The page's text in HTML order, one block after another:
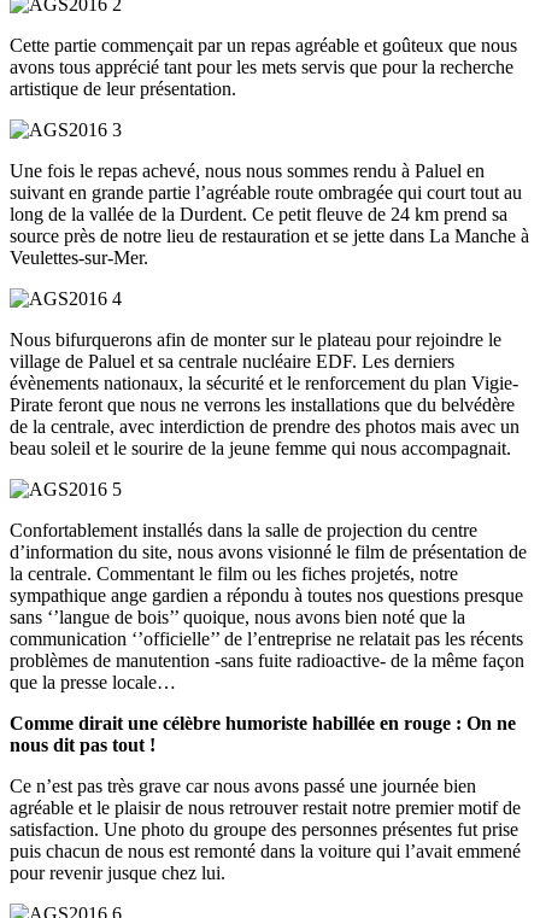
Cette partie commençait par un repas agréable et goûteux que nous
avons tous apprécié tant pour les mets servis que pour la recherche
artistique de leur présentation.
Une fois le repas achevé, nous nous sommes rendu à Paluel en
suivant en grande partie l’agréable route ombragée qui court tout au
long de la vallée de la Durdent. Ce petit fleuve de 24 km prend sa
source près de notre lieu de restauration et se jette dans La Manche à
Veulettes-sur-Mer.
Nous bifurquerons afin de monter sur le plateau pour rejoindre le
village de Paluel et sa centrale nucléaire EDF. Les derniers
évènements nationaux, la sécurité et le renforcement du plan Vigie-
Pirate feront que nous ne verrons les installations que du belvédère
de la centrale, avec interdiction de prendre des photos mais avec un
beau soleil et le sourire de la jeune femme qui nous accompagnait.
Confortablement installés dans la salle de projection du centre
d’information du site, nous avons visionné le film de présentation de
la centrale. Commentant le film ou les fiches projetés, notre
sympathique ange gardien a répondu à toutes nos questions presque
sans ‘’langue de bois’’ quoique, nous avons bien noté que la
communication ‘’officielle’’ de l’entreprise ne relatait pas les récents
problèmes de manutention -sans fuite radioactive- de la même façon
que la presse locale…
Comme dirait une célèbre humoriste habillée en rouge : On ne
nous dit pas tout !
Ce n’est pas très grave car nous avons passé une journée bien
agréable et le plaisir de nous retrouver restait notre premier motif de
satisfaction. Une photo du groupe des personnes présentes fut prise
puis chacun de nous est remonté dans la voiture qui l’avait emmené
pour revenir jusque chez lui.